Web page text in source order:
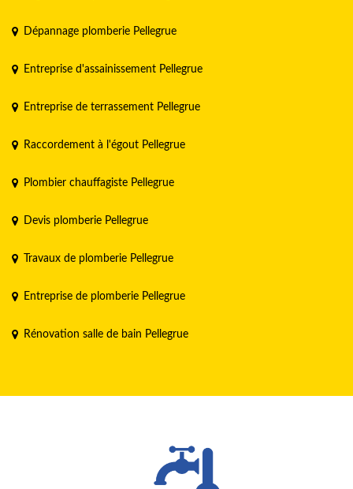
Dépannage plomberie Pellegrue
Entreprise d'assainissement Pellegrue
Entreprise de terrassement Pellegrue
Raccordement à l'égout Pellegrue
Plombier chauffagiste Pellegrue
Devis plomberie Pellegrue
Travaux de plomberie Pellegrue
Entreprise de plomberie Pellegrue
Rénovation salle de bain Pellegrue